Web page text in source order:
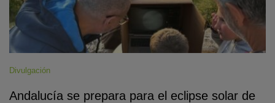
Divulgación
Andalucía se prepara para el eclipse solar de